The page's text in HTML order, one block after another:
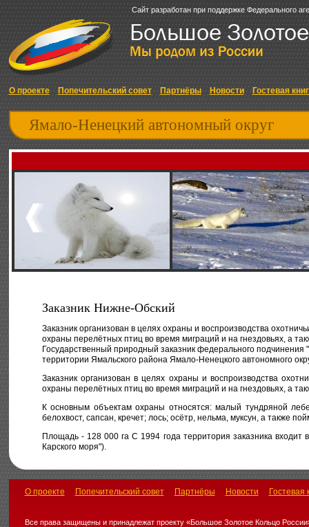
Сайт разработан при поддержке Федерального
О проекте Попечительский совет Партнёры Новости Гостевая
Ямало-Ненецкий автономный округ
Заказник Нижне-Обский
Заказник организован в целях охраны и воспроизводства
охраны перелётных птиц во время миграций и на гнездовьях, а
Государственный природный заказник федерального
территории Ямальского района Ямало-Ненецкого автономного
Заказник организован в целях охраны и воспроизводства
охраны перелётных птиц во время миграций и на гнездовьях, а
К основным объектам охраны относятся: малый тундряной
белохвост, сапсан, кречет; лось; осётр, нельма, муксун, а также
Площадь - 128 000 га С 1994 года территория заказника
Карского моря").
О проекте Попечительский совет Партнёры Новости Гостевая
Все права защищены и принадлежат проекту «Большое Золотое Кольцо